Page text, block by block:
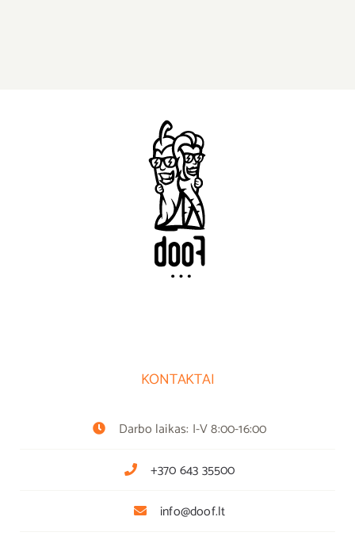
KONTAKTAI
Darbo laikas: I-V 8:00-16:00
+370 643 35500
info@doof.lt